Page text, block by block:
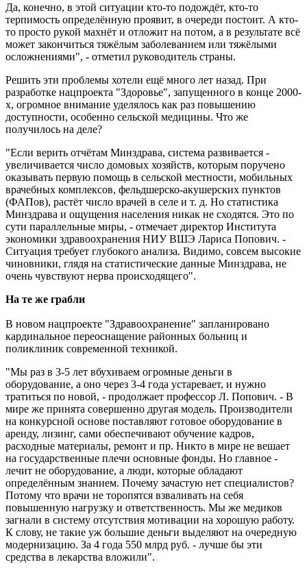
Да, конечно, в этой ситуации кто-то подождёт, кто-то
терпимость определённую проявит, в очереди постоит. А кто-
то просто рукой махнёт и отложит на потом, а в результате всё
может закончиться тяжёлым заболеванием или тяжёлыми
осложнениями", - отметил руководитель страны.
Решить эти проблемы хотели ещё много лет назад. При
разработке нацпроекта "Здоровье", запущенного в конце 2000-
х, огромное внимание уделялось как раз повышению
доступности, особенно сельской медицины. Что же
получилось на деле?
"Если верить отчётам Минздрава, система развивается -
увеличивается число домовых хозяйств, которым поручено
оказывать первую помощь в сельской местности, мобильных
врачебных комплексов, фельдшерско-акушерских пунктов
(ФАПов), растёт число врачей в селе и т. д. Но статистика
Минздрава и ощущения населения никак не сходятся. Это по
сути параллельные миры, - отмечает директор Института
экономики здравоохранения НИУ ВШЭ Лариса Попович. -
Ситуация требует глубокого анализа. Видимо, совсем высокие
чиновники, глядя на статистические данные Минздрава, не
очень чувствуют нерва происходящего".
На те же грабли
В новом нацпроекте "Здравоохранение" запланировано
кардинальное переоснащение районных больниц и
поликлиник современной техникой.
"Мы раз в 3-5 лет вбухиваем огромные деньги в
оборудование, а оно через 3-4 года устаревает, и нужно
тратиться по новой, - продолжает профессор Л. Попович. - В
мире же принята совершенно другая модель. Производители
на конкурсной основе поставляют готовое оборудование в
аренду, лизинг, сами обеспечивают обучение кадров,
расходные материалы, ремонт и пр. Ни­кто в мире не вешает
на государственные плечи основные фонды. Но главное -
лечит не оборудование, а люди, которые обладают
определённым знанием. Почему зачастую нет специалистов?
Потому что врачи не торопятся взваливать на себя
повышенную нагрузку и ответственность. Мы же медиков
загнали в систему отсутствия мотивации на хорошую работу.
К слову, не такие уж большие деньги выделяют на очередную
модернизацию. За 4 года 550 млрд руб. - лучше бы эти
средства в лекарства вложили".